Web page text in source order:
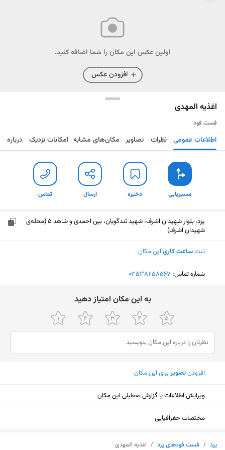
اولین عکس این مکان را شما اضافه کنید.
افزودن عکس
اغذیه المهدی
فست فود
مسیریابی ذخیره ارسال تماس اطلاعات عمومی نظرات تصاویر مکان‌های مشابه امکانات نزدیک درباره
مسیریابی ذخیره ارسال تماس
یزد، بلوار شهیدان اشرف، شهید تندگویان، بین احمدی و شاهد 5 (محله‌ی
شهیدان اشرف)
ثبتساعت کاری این مکان
شماره تماس: ‎03538258567
ﺑﻪ اﯾﻦ ﻣﮑﺎن اﻣﺘﯿﺎز دﻫﯿﺪ
افزودنتصویربرای این مکان
ویرایش اطلاعات یا گزارش تعطیلی این مکان
مختصات جغرافیایی
یزد / فست فودهای یزد / اغذیه المهدی